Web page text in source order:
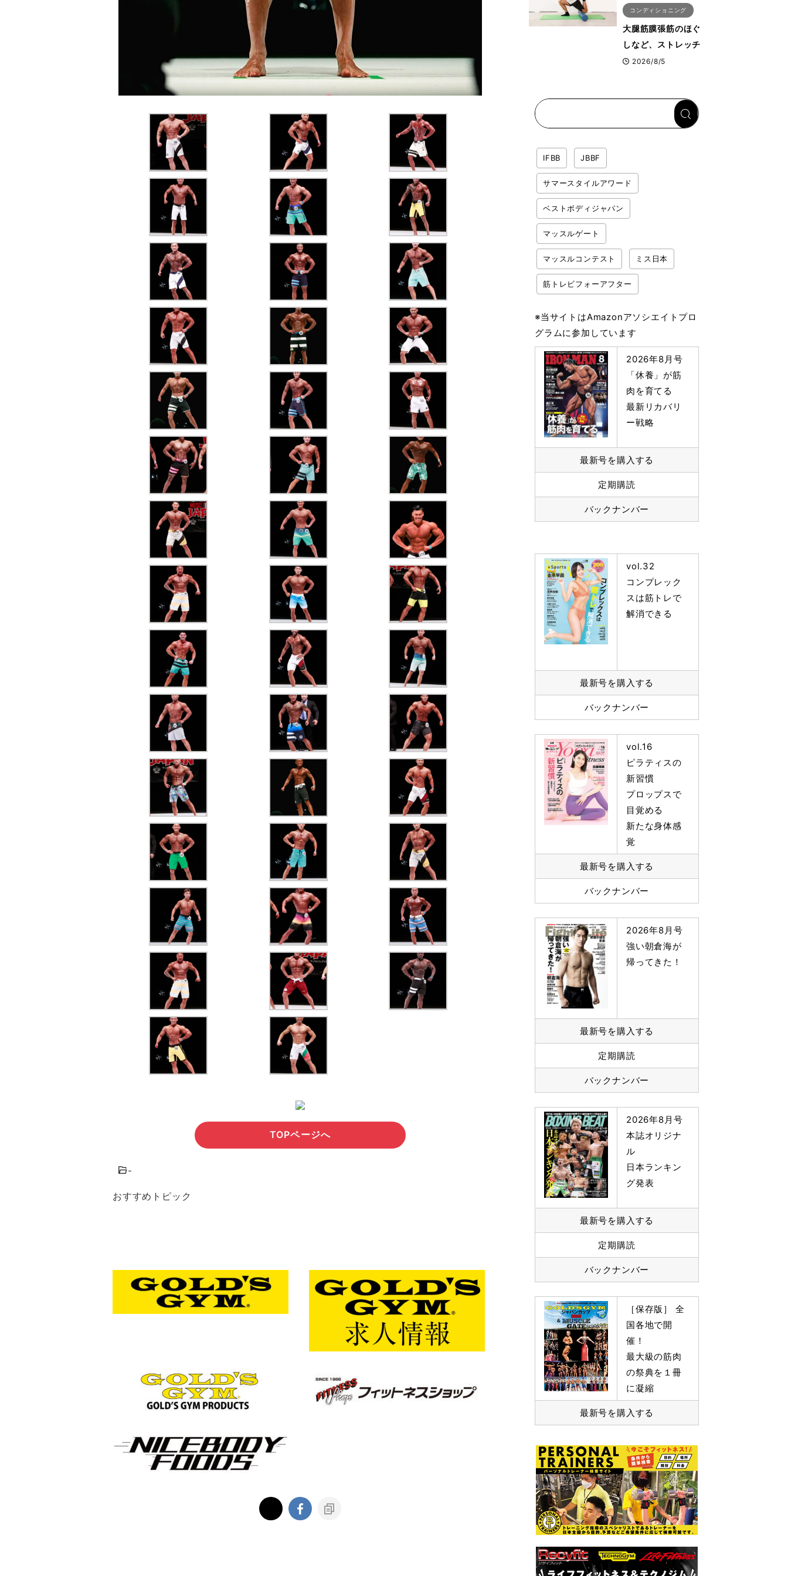
TOPページへ
-
おすすめトピック
コンディショニング
大腿筋膜張筋のほぐ
しなど、ストレッチ
ポールの使い方4選
ール入門《実践編
2026/8/5
IFBB JBBF
サマースタイルアワード
ベストボディジャパン
マッスルゲート
マッスルコンテスト ミス日本
筋トレビフォーアフター
※当サイトはAmazonアソシエイトプロ
グラムに参加しています
2026年8月号
「休養」が筋
肉を育てる
最新リカバリ
ー戦略
最新号を購入する
定期購読
バックナンバー
vol.32
コンプレック
スは筋トレで
解消できる
最新号を購入する
バックナンバー
vol.16
ピラティスの
新習慣
プロップスで
目覚める
新たな身体感
覚
最新号を購入する
バックナンバー
2026年8月号
強い朝倉海が
帰ってきた！
最新号を購入する
定期購読
バックナンバー
2026年8月号
本誌オリジナ
ル
日本ランキン
グ発表
最新号を購入する
定期購読
バックナンバー
［保存版］ 全
国各地で開
催！
最大級の筋肉
の祭典を１冊
に凝縮
最新号を購入する